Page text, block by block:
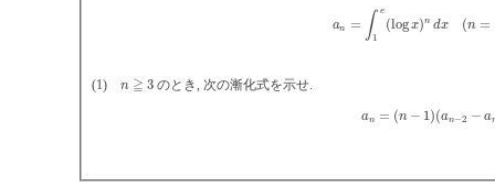
an = ∫ e
1
(logx)n dx (n =
a n= 1e(logx)n dx n= 1,2
(1) n ≧ 3
n≧3 のとき, 次の漸化式を示せ.
an = (n − 1)(an−2 − a
an=(n−1 )(an−2−a n−1)